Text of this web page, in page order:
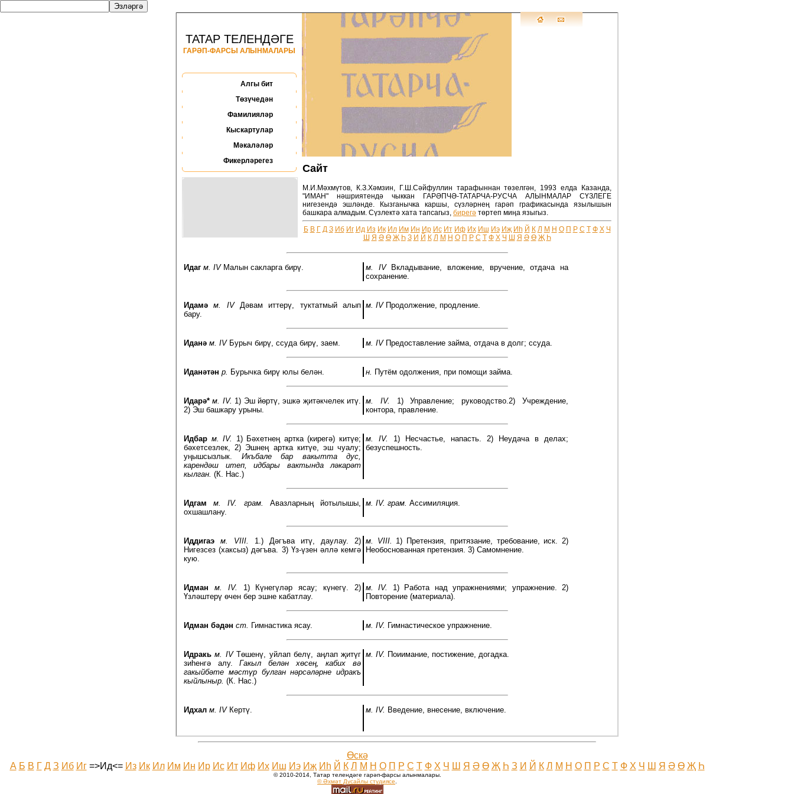
ТАТАР ТЕЛЕНДӘГЕ
ГАРӘП-ФАРСЫ АЛЫНМАЛАРЫ
Алгы бит
Төзүчедән
Фамилияләр
Кыскартулар
Мәкаләләр
Фикерләрегез
Сайт
М.И.Мәхмүтов, К.З.Хәмзин, Г.Ш.Сәйфуллин тарафыннан төзелгән, 1993 елда Казанда,
"ИМАН" нәшриятендә чыккан ГАРӘПЧӘ-ТАТАРЧА-РУСЧА АЛЫНМАЛАР СҮЗЛЕГЕ
нигезендә эшләнде. Кызганычка каршы, сүзләрнең гарәп графикасында язылышын
башкара алмадым. Сүзлектә хата тапсагыз, бирегә төртеп миңа языгыз.
Б В Г Д З Иб Иг Ид Из Ик Ил Им Ин Ир Ис Ит Иф Их Иш Иэ Иҗ Иһ Й К Л М Н О П Р С Т Ф Х Ч
Ш Я Ә Ө Җ Һ З И Й К Л М Н О П Р С Т Ф Х Ч Ш Я Ә Ө Җ Һ
Идаг м. IVМалын сакларга бирү. м. IVВкладывание, вложение, вручение, отдача на
сохранение.
Идамә м. IVДәвам иттерү, туктатмый алып
бару.
м. IVПродолжение, продление.
Иданә м. IVБурыч бирү, ссуда бирү, заем. м. IVПредоставление займа, отдача в долг; ссуда.
Иданәтән р. Бурычка бирү юлы белән. н. Путём одолжения, при помощи займа.
Идарә* м. IV. 1) Эш йөртү, эшкә җитәкчелек итү.
2) Эш башкару урыны.
м. IV.
1) Управление; руководство.2) Учреждение,
контора, правление.
Идбар м. IV.
1) Бәхетнең артка (кирегә) китүе;
бәхетсезлек, 2) Эшнең артка китүе, эш чуалу;
уңышсызлык. Икъбале бар вакытта дус,
карендәш итеп, идбары вактында ләкарәт
кылган. (К. Нас.)
м. IV.
1) Несчастье, напасть. 2) Неудача в делах;
безуспешность.
Идгам м. IV. грам.
Авазларның йотылышы,
охшашлану.
м. IV. грам. Ассимиляция.
Иддигаэ м. VIII.
1.) Дәгъва итү, даулау. 2)
Нигезсез (хаксыз) дәгъва. 3) Үз-үзен әллә кемгә
кую.
м. VIII. 1) Претензия, притязание, требование, иск. 2)
Необоснованная претензия. 3) Самомнение.
Идман м. IV.
1) Күнегүләр ясау; күнегү. 2)
Үзләштерү өчен бер эшне кабатлау.
м. IV.
1) Работа над упражнениями; упражнение. 2)
Повторение (материала).
Идман бәдән ст. Гимнастика ясау. м. IV. Гимнастическое упражнение.
Идракь м. IVТөшенү, уйлап белү, аңлап җитүг
зиһенгә алу.Гакыл белән хөсең, кабих вә
гакыйбәте мәстүр булган нәрсәләрне идракъ
кыйлыныр. (К. Нас.)
м. IV. Поиимание, постижение, догадка.
Идхал м. IVКертү. м. IV. Введение, внесение, включение.
Өскә
А Б В Г Д З Иб Иг=>Ид<= Из Ик Ил Им Ин Ир Ис Ит Иф Их Иш Иэ Иҗ Иһ Й К Л М Н О П Р С Т Ф Х Ч Ш Я Ә Ө Җ Һ З И Й К Л М Н О П Р С Т Ф Х Ч Ш Я Ә Ө Җ Һ
© 2010-2014, Tатар телендәге гарәп-фарсы алынмалары.
© Әхмәт Дусайлы студиясе